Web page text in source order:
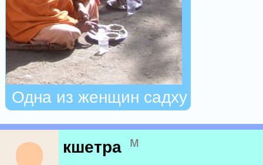
Одна из женщин садху
кшетра м